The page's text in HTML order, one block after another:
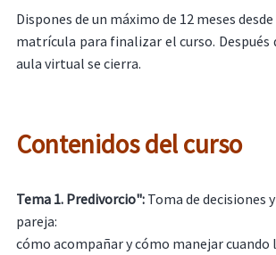
Dispones de un máximo de 12 meses
matrícula para finalizar el curso. Después
aula virtual se cierra.
Contenidos del curso
Tema 1. Predivorcio": Toma de decisiones
pareja:
cómo acompañar y cómo manejar cuando